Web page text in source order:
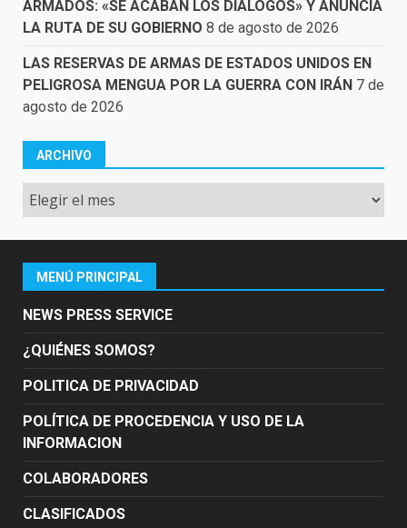
ARMADOS: «SE ACABAN LOS DIÁLOGOS» Y ANUNCIA
LA RUTA DE SU GOBIERNO 8 de agosto de 2026
LAS RESERVAS DE ARMAS DE ESTADOS UNIDOS EN
PELIGROSA MENGUA POR LA GUERRA CON IRÁN 7 de
agosto de 2026
ARCHIVO
Archivo
MENÚ PRINCIPAL
NEWS PRESS SERVICE
¿QUIÉNES SOMOS?
POLITICA DE PRIVACIDAD
POLÍTICA DE PROCEDENCIA Y USO DE LA
INFORMACION
COLABORADORES
CLASIFICADOS